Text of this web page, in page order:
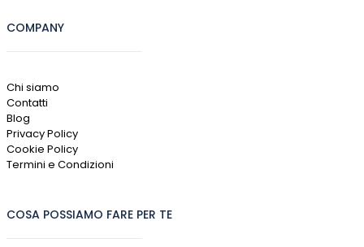
COMPANY
Chi siamo
Contatti
Blog
Privacy Policy
Cookie Policy
Termini e Condizioni
COSA POSSIAMO FARE PER TE